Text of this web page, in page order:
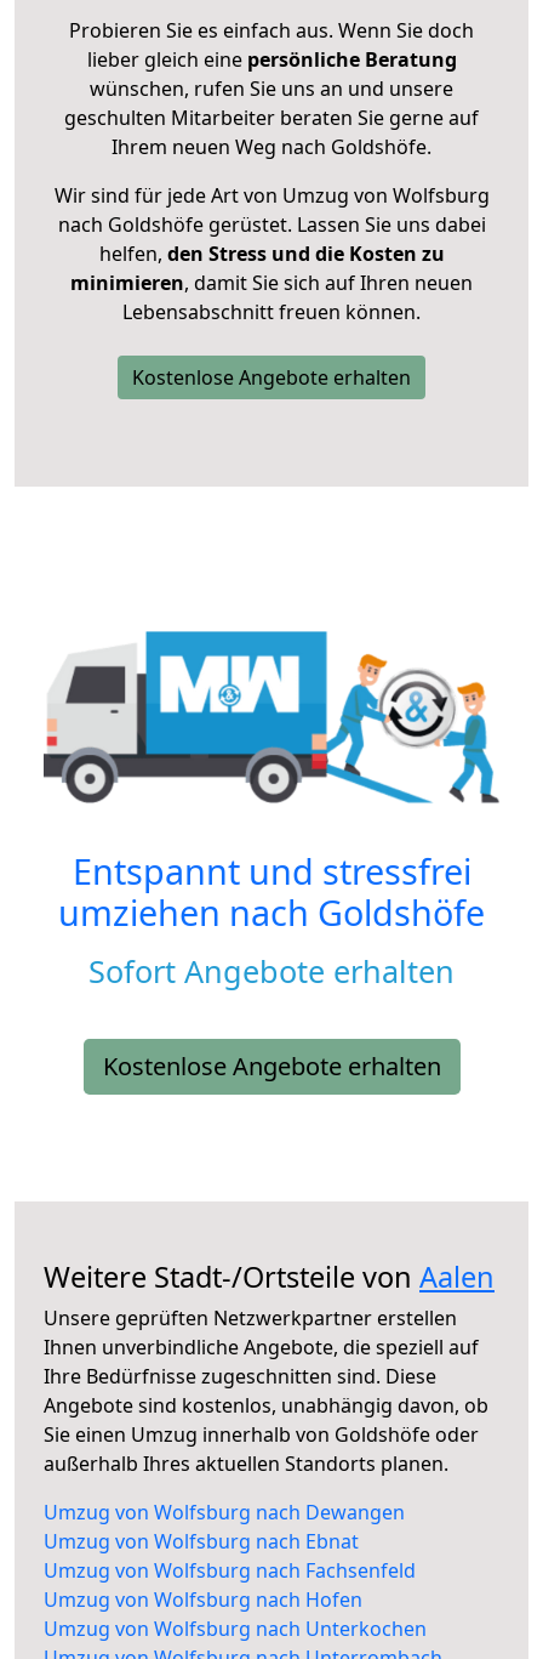
Probieren Sie es einfach aus. Wenn Sie doch
lieber gleich eine persönliche Beratung
wünschen, rufen Sie uns an und unsere
geschulten Mitarbeiter beraten Sie gerne auf
Ihrem neuen Weg nach Goldshöfe.
Wir sind für jede Art von Umzug von Wolfsburg
nach Goldshöfe gerüstet. Lassen Sie uns dabei
helfen, den Stress und die Kosten zu
minimieren, damit Sie sich auf Ihren neuen
Lebensabschnitt freuen können.
Kostenlose Angebote erhalten
Entspannt und stressfrei
umziehen nach Goldshöfe
Sofort Angebote erhalten
Kostenlose Angebote erhalten
Weitere Stadt-/Ortsteile von Aalen
Unsere geprüften Netzwerkpartner erstellen
Ihnen unverbindliche Angebote, die speziell auf
Ihre Bedürfnisse zugeschnitten sind. Diese
Angebote sind kostenlos, unabhängig davon, ob
Sie einen Umzug innerhalb von Goldshöfe oder
außerhalb Ihres aktuellen Standorts planen.
Umzug von Wolfsburg nach Dewangen
Umzug von Wolfsburg nach Ebnat
Umzug von Wolfsburg nach Fachsenfeld
Umzug von Wolfsburg nach Hofen
Umzug von Wolfsburg nach Unterkochen